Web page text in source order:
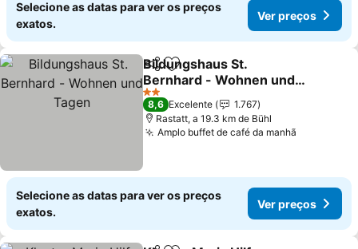
Selecione as datas para ver os preços
exatos.
Ver preços
PartilharAdicionar aos favoritos
Bildungshaus St.
Bernhard - Wohnen und
Tagen
2 Estrelas
8,6 Excelente
1.767
Rastatt, a 19.3 km de Bühl
Amplo buffet de café da manhã
Selecione as datas para ver os preços
exatos.
Ver preços